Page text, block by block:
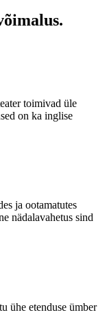
toimivad üle
on ka inglise
ja ootamatutes
nädalavahetus sind
ühe etenduse ümber